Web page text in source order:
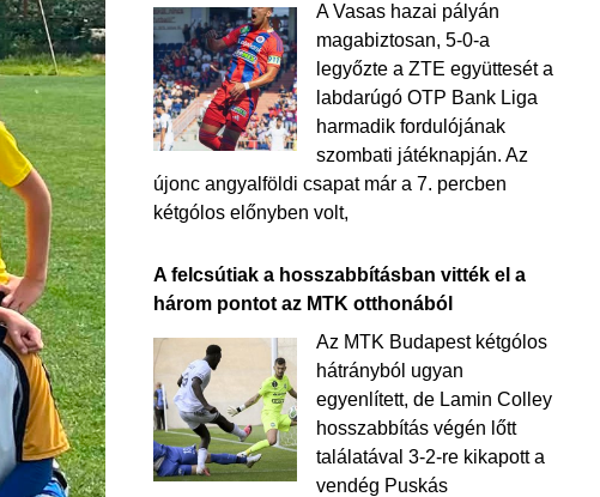
A Vasas hazai pályán
magabiztosan, 5-0-a
legyőzte a ZTE együttesét a
labdarúgó OTP Bank Liga
harmadik fordulójának
szombati játéknapján. Az
újonc angyalföldi csapat már a 7. percben
kétgólos előnyben volt,
A felcsútiak a hosszabbításban vitték el a
három pontot az MTK otthonából
Az MTK Budapest kétgólos
hátrányból ugyan
egyenlített, de Lamin Colley
hosszabbítás végén lőtt
találatával 3-2-re kikapott a
vendég Puskás